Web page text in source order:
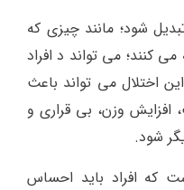
شود؛ مانند چیزی که
می کنند؛ می تواند د افراد
اختلال می تواند باعث
افزایش وزن، بی قراری و
شود.
که افراد باید احساس